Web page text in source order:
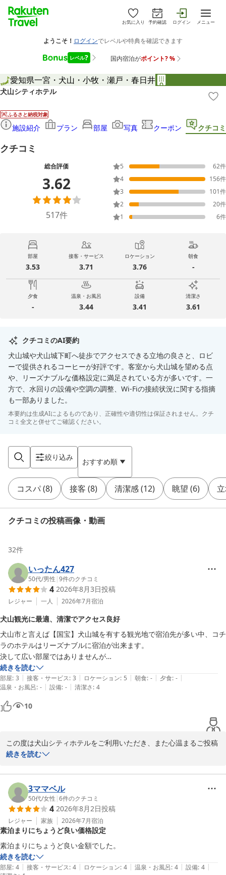
お気に入り 予約確認 ログイン メニュー
愛知県一宮・犬山・小牧・瀬戸・春日井
犬山シティホテル
ふるさと納税対象
施設紹介 プラン 部屋 写真 クーポン クチコミ
クチコミ
総合評価
3.62
517件
5 62件
4
156件
3
101件
2
20件
1
6件
部屋
3.53
接客・サービス
3.71
ロケーション
3.76
朝食
-
夕食
-
温泉・お風呂
3.44
設備
3.41
清潔さ
3.61
クチコミのAI要約
犬山城や犬山城下町へ徒歩でアクセスできる立地の良さと、ロビ
ーで提供されるコーヒーが好評です。客室から犬山城を望める点
や、リーズナブルな価格設定に満足されている方が多いです。一
方で、水回りの設備や空調の調整、Wi-Fiの接続状況に関する指摘
も一部ありました。
本要約は生成AIによるものであり、正確性や適切性は保証されません。クチ
コミ全文と併せてご確認ください。
絞り込み おすすめ順
コスパ(8) 接客 (8) 清潔感(12) 眺望 (6)
クチコミの投稿画像・動画
32件
いったん427
50代/男性 |9件のクチコミ
4 2026年8月3日投稿
レジャー 一人 2026年7月宿泊
犬山観光に最適、清潔でアクセス良好
犬山市と言えば【国宝】犬山城を有する観光地で宿泊先が多い中、コチ
ラのホテルはリーズナブルに宿泊が出来ます。
決して広い部屋ではありませんが
とてもキレイに清掃されています。
アメニティも一通り揃っているので良いですね。
車での訪問でしたが名鉄『犬山駅』からも近くて
アクセス良好です。
続きを読む
部屋: 3 | 接客・サービス: 3 | ロケーション: 5 | 朝食: - | 夕食: - |
温泉・お風呂: - | 設備: - | 清潔さ: 4
10
この度は犬山シティホテルをご利用いただき、また心温まるご投稿
をいただき誠に
「犬山観光に最適」とのお言葉をいただき、大変嬉しく拝読いたし
ました。
お部屋の清掃やアメニティ、立地につきましてもご満足いただけた
ご様子に、
スタッフ一同大変励みになっております。
これからも皆様に快適にお過ごしいただけるよう、清潔で心地よい
空間づくりと
続きを読む
3ママベル
50代/女性 |6件のクチコミ
4 2026年8月2日投稿
レジャー 家族 2026年7月宿泊
素泊まりにちょうど良い価格設定
素泊まりにちょうど良い金額でした。
続きを読む
部屋: 4 | 接客・サービス: 4 | ロケーション: 4 | 温泉・お風呂: 4 | 設備: 4 |